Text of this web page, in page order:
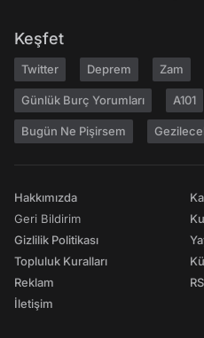
Keşfet
Twitter Deprem Zam
Günlük Burç Yorumları A101
Bugün Ne Pişirsem
Hakkımızda
Geri Bildirim
Gizlilik Politikası
Topluluk Kuralları
Reklam
İletişim